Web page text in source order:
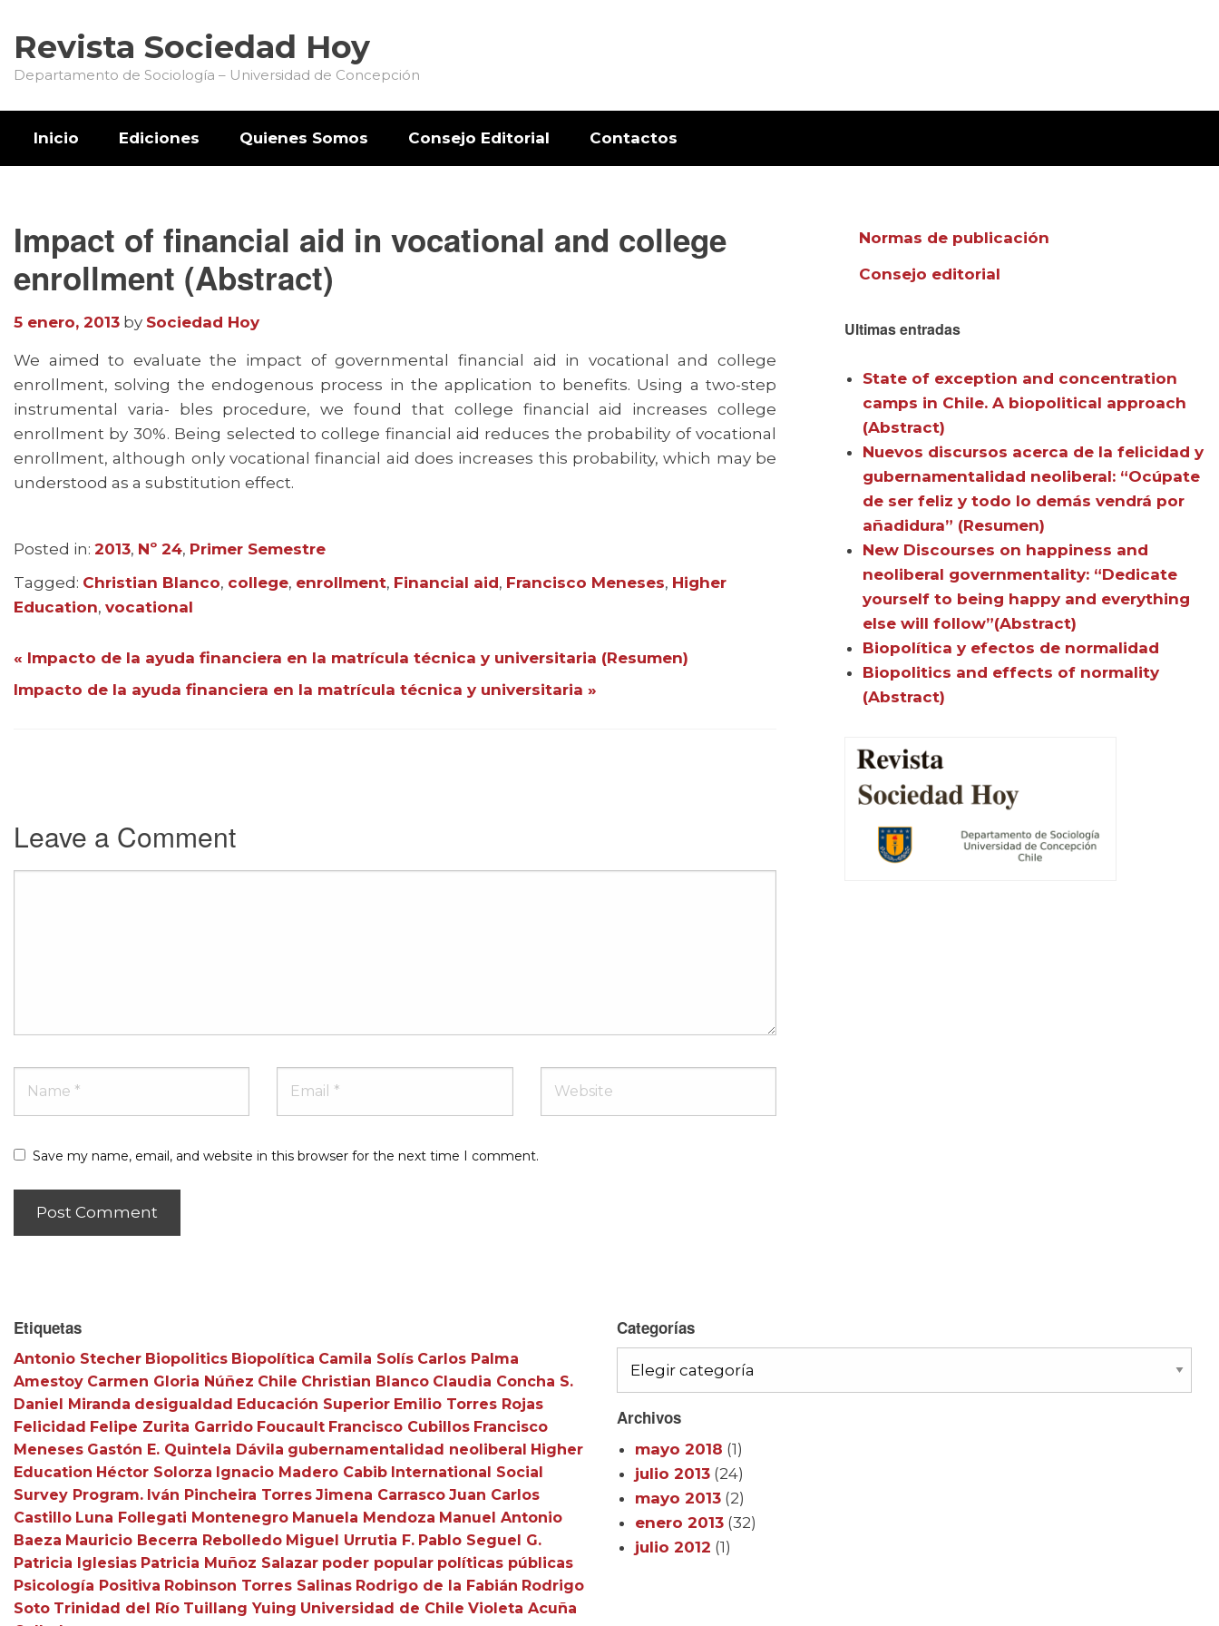
Revista Sociedad Hoy
Departamento de Sociología – Universidad de Concepción
Inicio Ediciones Quienes Somos Consejo Editorial Contactos
Impact of financial aid in vocational and college
enrollment (Abstract)
5 enero, 2013 by Sociedad Hoy
We aimed to evaluate the impact of governmental financial aid in vocational and college
enrollment, solving the endogenous process in the application to benefits. Using a two-step
instrumental varia- bles procedure, we found that college financial aid increases college
enrollment by 30%. Being selected to college financial aid reduces the probability of vocational
enrollment, although only vocational financial aid does increases this probability, which may be
understood as a substitution effect.
Posted in: Categories
2013, Nº 24, Primer Semestre
Tagged: Tags
Christian Blanco, college, enrollment, Financial aid, Francisco Meneses, Higher
Education, vocational
« Impacto de la ayuda financiera en la matrícula técnica y universitaria (Resumen)
Impacto de la ayuda financiera en la matrícula técnica y universitaria »
Leave a Comment
Save my name, email, and website in this browser for the next time I comment.
Normas de publicación
Consejo editorial
Ultimas entradas
State of exception and concentration
camps in Chile. A biopolitical approach
(Abstract)
Nuevos discursos acerca de la felicidad y
gubernamentalidad neoliberal: “Ocúpate
de ser feliz y todo lo demás vendrá por
añadidura” (Resumen)
New Discourses on happiness and
neoliberal governmentality: “Dedicate
yourself to being happy and everything
else will follow”(Abstract)
Biopolítica y efectos de normalidad
Biopolitics and effects of normality
(Abstract)
Etiquetas
Antonio Stecher Biopolitics Biopolítica Camila Solís Carlos Palma
Amestoy Carmen Gloria Núñez Chile Christian Blanco Claudia Concha S.
Daniel Miranda desigualdad Educación Superior Emilio Torres Rojas
Felicidad Felipe Zurita Garrido Foucault Francisco Cubillos Francisco
Meneses Gastón E. Quintela Dávila gubernamentalidad neoliberal Higher
Education Héctor Solorza Ignacio Madero Cabib International Social
Survey Program. Iván Pincheira Torres Jimena Carrasco Juan Carlos
Castillo Luna Follegati Montenegro Manuela Mendoza Manuel Antonio
Baeza Mauricio Becerra Rebolledo Miguel Urrutia F. Pablo Seguel G.
Patricia Iglesias Patricia Muñoz Salazar poder popular políticas públicas
Psicología Positiva Robinson Torres Salinas Rodrigo de la Fabián Rodrigo
Soto Trinidad del Río Tuillang Yuing Universidad de Chile Violeta Acuña
Categorías
Categorías
Archivos
mayo 2018 (1)
julio 2013(24)
mayo 2013(2)
enero 2013(32)
julio 2012 (1)